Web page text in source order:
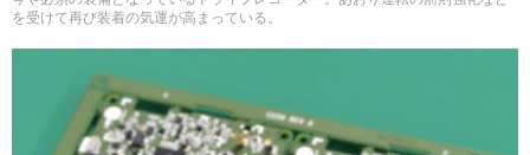
その他
カーグッズニュース
ニュース
アクセスランキング
を受けて再び装着の気運が高まっている。